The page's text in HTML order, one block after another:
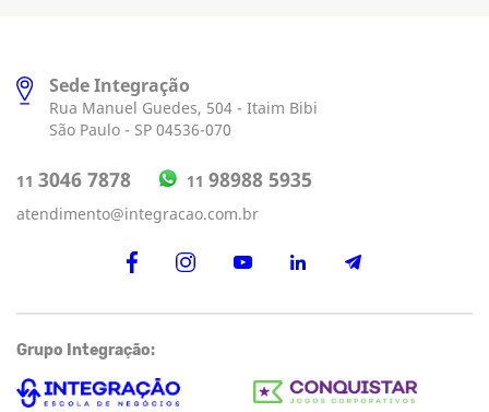
Sede Integração
Rua Manuel Guedes, 504 - Itaim Bibi
São Paulo - SP 04536-070
11 3046 7878 11 98988 5935
atendimento@integracao.com.br
Grupo Integração: